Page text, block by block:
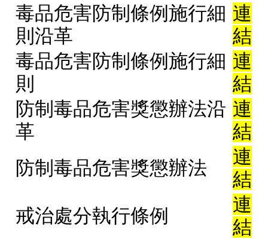
毒品危害防制條例施行細
則沿革
連
結
毒品危害防制條例施行細
則
連
結
防制毒品危害獎懲辦法沿
革
連
結
防制毒品危害獎懲辦法
連
結
戒治處分執行條例
連
結